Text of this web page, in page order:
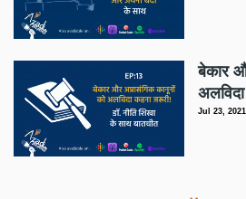
बेकार
Jul 23, 2021